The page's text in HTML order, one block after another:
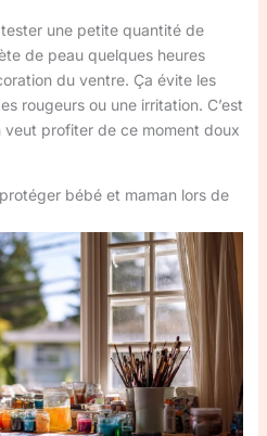
une petite quantité de
de peau quelques heures
du ventre. Ça évite les
rougeurs ou une irritation. C’est
profiter de ce moment doux
bébé et maman lors de